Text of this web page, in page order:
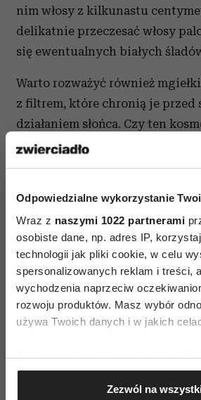
Odpowiedzialne wykorzystanie
Wraz z naszymi 1022 partnerami
osobiste dane, np. adres IP,
technologii jak pliki cookie, w celu
spersonalizowanych reklam i treści,
wychodzenia naprzeciw
rozwoju produktów. Masz wybór
używa Twoich danych i w jakich
Jeśli wyrazisz na to zgodę,
Gromadzić dane dotyczące
geograficznej z dokładnością
Zezwól na
nim włosy z kilkunastu
delikatnie przeczesać włosy
się ewentualnych białych
Warto rozważyć również
z filtrem, które chronią je przed
działaniem słońca. Czy ten
niezbędny? Na pewno przydaje
były suche i zniszczone.
Krem pod oczy
Nie zapominaj również o
oczami. Wymaga ona
niewielką ilość kremu. W
problemu znaleźć pojemniczki